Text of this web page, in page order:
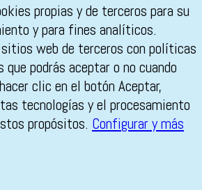
propias y de terceros para su
y para fines analíticos.
web de terceros con políticas
que podrás aceptar o no cuando
clic en el botón Aceptar,
tecnologías y el procesamiento
propósitos. Configurar y más